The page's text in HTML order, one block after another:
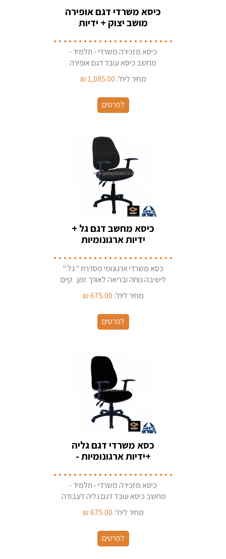
כיסא משרדי דגם אופירה
מושב יצוק + ידיות
כיסא מזכירה משרדי - תלמיד -
מחשב כיסא עובד דגם אופירה
לעבודה מול מחשב/שולחן כתיבה .
מחיר ליח’: 1,085.00
₪
לפרטים
כיסא מחשב דגם גל +
ידיות ארגונומיות
כסא משרדי ארגונומי מסדרת " גל "
לישיבה נוחה ובריאה לאורך זמן. קיים
במגוון בדי ריפוד ארץ ייצור - ישראל
מחיר ליח’: 675.00
₪
לפרטים
כסא משרדי דגם גליה
+ידיות ארגונומיות -
כיסא מזכירה משרדי - תלמיד -
מחשב כיסא עובד דגם גליה לעבודה
מול מחשב/שולחן כתיבה ארץ ייצור -
ישראל יצרן: גבאי ריהוט משרדי בחולון
מחיר ליח’: 675.00
₪
לפרטים